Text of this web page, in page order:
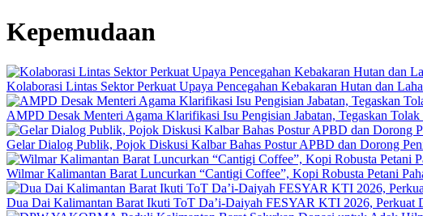
Kepemudaan
Kolaborasi Lintas Sektor Perkuat Upaya Pencegahan Kebakaran Hutan dan
AMPD Desak Menteri Agama Klarifikasi Isu Pengisian Jabatan, Tegaskan
Gelar Dialog Publik, Pojok Diskusi Kalbar Bahas Postur APBD dan Dorong
Wilmar Kalimantan Barat Luncurkan “Cantigi Coffee”, Kopi Robusta Petani
Dua Dai Kalimantan Barat Ikuti ToT Da’i-Daiyah FESYAR KTI 2026, Perkuat